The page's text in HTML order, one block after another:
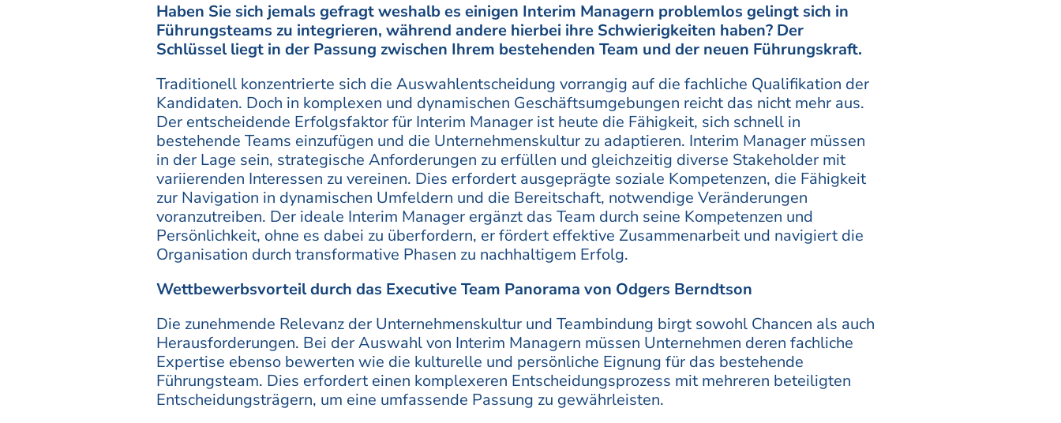
Haben Sie sich jemals gefragt weshalb es einigen Interim Managern problemlos gelingt sich in
Führungsteams zu integrieren, während andere hierbei ihre Schwierigkeiten haben? Der
Schlüssel liegt in der Passung zwischen Ihrem bestehenden Team und der neuen Führungskraft.
Traditionell konzentrierte sich die Auswahlentscheidung vorrangig auf die fachliche Qualifikation der
Kandidaten. Doch in komplexen und dynamischen Geschäftsumgebungen reicht das nicht mehr aus.
Der entscheidende Erfolgsfaktor für Interim Manager ist heute die Fähigkeit, sich schnell in
bestehende Teams einzufügen und die Unternehmenskultur zu adaptieren. Interim Manager müssen
in der Lage sein, strategische Anforderungen zu erfüllen und gleichzeitig diverse Stakeholder mit
variierenden Interessen zu vereinen. Dies erfordert ausgeprägte soziale Kompetenzen, die Fähigkeit
zur Navigation in dynamischen Umfeldern und die Bereitschaft, notwendige Veränderungen
voranzutreiben. Der ideale Interim Manager ergänzt das Team durch seine Kompetenzen und
Persönlichkeit, ohne es dabei zu überfordern, er fördert effektive Zusammenarbeit und navigiert die
Organisation durch transformative Phasen zu nachhaltigem Erfolg.
Wettbewerbsvorteil durch das Executive Team Panorama von Odgers Berndtson
Die zunehmende Relevanz der Unternehmenskultur und Teambindung birgt sowohl Chancen als auch
Herausforderungen. Bei der Auswahl von Interim Managern müssen Unternehmen deren fachliche
Expertise ebenso bewerten wie die kulturelle und persönliche Eignung für das bestehende
Führungsteam. Dies erfordert einen komplexeren Entscheidungsprozess mit mehreren beteiligten
Entscheidungsträgern, um eine umfassende Passung zu gewährleisten.